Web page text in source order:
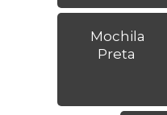
Mochila
Preta